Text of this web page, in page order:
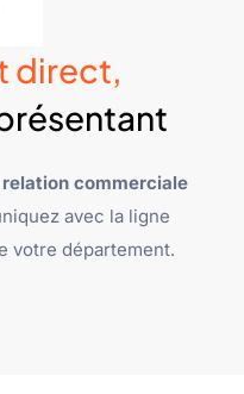
direct,
commerciale
avec la ligne
votre département.